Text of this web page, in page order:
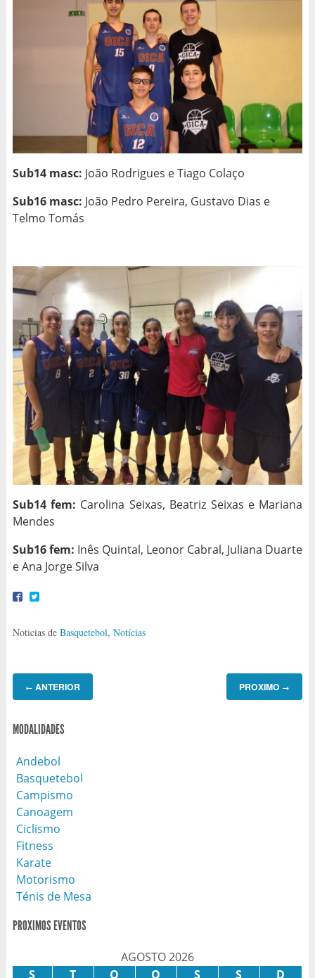
Sub14 masc: João Rodrigues e Tiago Colaço
Sub16 masc: João Pedro Pereira, Gustavo Dias e
Telmo Tomás
Sub14 fem: Carolina Seixas, Beatriz Seixas e Mariana
Mendes
Sub16 fem: Inês Quintal, Leonor Cabral, Juliana Duarte
e Ana Jorge Silva
Noticias de Basquetebol, Notícias
← ANTERIOR PROXIMO →
MODALIDADES
Andebol
Basquetebol
Campismo
Canoagem
Ciclismo
Fitness
Karate
Motorismo
Ténis de Mesa
PROXIMOS EVENTOS
AGOSTO 2026
S
T Q Q S S D